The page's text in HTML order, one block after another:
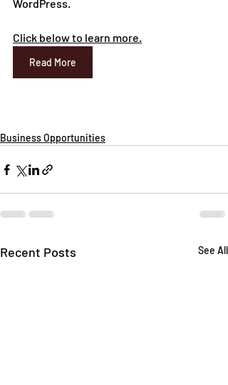
WordPress.
Click below to learn more.
Read More
Business Opportunities
Recent Posts See All